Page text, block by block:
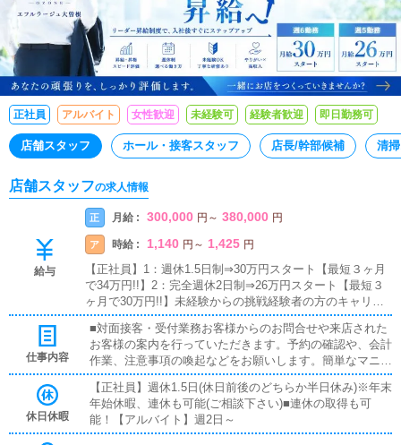
正社員 アルバイト 女性歓迎 未経験可 経験者歓迎 即日勤務可
店舗スタッフ ホール・接客スタッフ 店長/幹部候補 清
店舗スタッフの求人情報
給与
正 月給 : 300,000 円 ～ 380,000 円
ア 時給 : 1,140 円 ～ 1,425 円
【正社員】1：週休1.5日制⇒30万円スタート【最短３ヶ月
で34万円!!】2：完全週休2日制⇒26万円スタート【最短３
ヶ月で30万円!!】未経験からの挑戦経験者の方のキャリア
ップ。どちらでも対応可能です！
仕事内容
■対面接客・受付業務お客様からのお問合せや来店された
お客様の案内を行っていただきます。予約の確認や、会計
作業、注意事項の喚起などをお願いします。簡単なマニュ
アルや、先輩スタッフに付いて業務内容を見ながら徐々に
覚えていただきますので、未経験の方でも安心して働けま
す。■企画の立案【新規のお客様の増加】【お客様のリピ
ート率の向上】【キャストの方の入店数の増加】など、売
休日休暇
【正社員】週休1.5日(休日前後のどちらか半日休み)※年末
年始休暇、連休も可能(ご相談下さい)■連休の取得も可
能！【アルバイト】週2日～